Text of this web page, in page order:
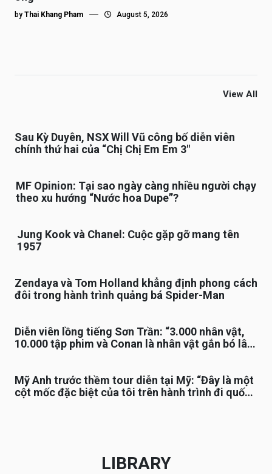
by Thai Khang Pham August 5, 2026
View All
Sau Kỳ Duyên, NSX Will Vũ công bố diễn viên
chính thứ hai của “Chị Chị Em Em 3″
MF Opinion: Tại sao ngày càng nhiều người chạy
theo xu hướng “Nước hoa Dupe”?
Jung Kook và Chanel: Cuộc gặp gỡ mang tên
1957
Zendaya và Tom Holland khẳng định phong cách
đôi trong hành trình quảng bá Spider-Man
Diễn viên lồng tiếng Sơn Trần: “3.000 nhân vật,
10.000 tập phim và Conan là nhân vật gắn bó lâu
Mỹ Anh trước thềm tour diễn tại Mỹ: “Đây là một
cột mốc đặc biệt của tôi trên hành trình đi quốc
LIBRARY